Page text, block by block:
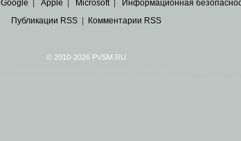
Google Apple Microsoft| Информационная
Публикации RSS| Комментарии RSS
© 2010-2026 PVSM.RU